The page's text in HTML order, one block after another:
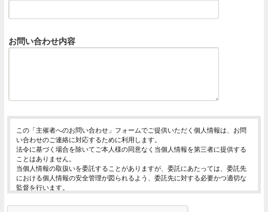
お問い合わせ内容
この「主催者へのお問い合わせ」フォームでご提供いただく個人情報は、お問
い合わせのご連絡に対応するために利用します。
法令に基づく場合を除いてご本人様の同意なく当個人情報を第三者に提供する
ことはありません。
当個人情報の取扱いを委託することがありますが、委託にあたっては、委託先
における個人情報の安全管理が図られるよう、委託先に対する必要かつ適切な
監督を行います。
止・消去および第三者への提供の停止（「開示等」といいます。）を受け付け